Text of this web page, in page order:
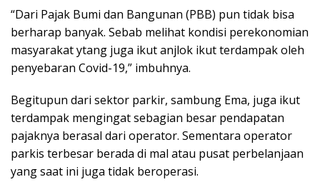
“Dari Pajak Bumi dan Bangunan (PBB) pun tidak bisa
berharap banyak. Sebab melihat kondisi perekonomian
masyarakat ytang juga ikut anjlok ikut terdampak oleh
penyebaran Covid-19,” imbuhnya.
Begitupun dari sektor parkir, sambung Ema, juga ikut
terdampak mengingat sebagian besar pendapatan
pajaknya berasal dari operator. Sementara operator
parkis terbesar berada di mal atau pusat perbelanjaan
yang saat ini juga tidak beroperasi.